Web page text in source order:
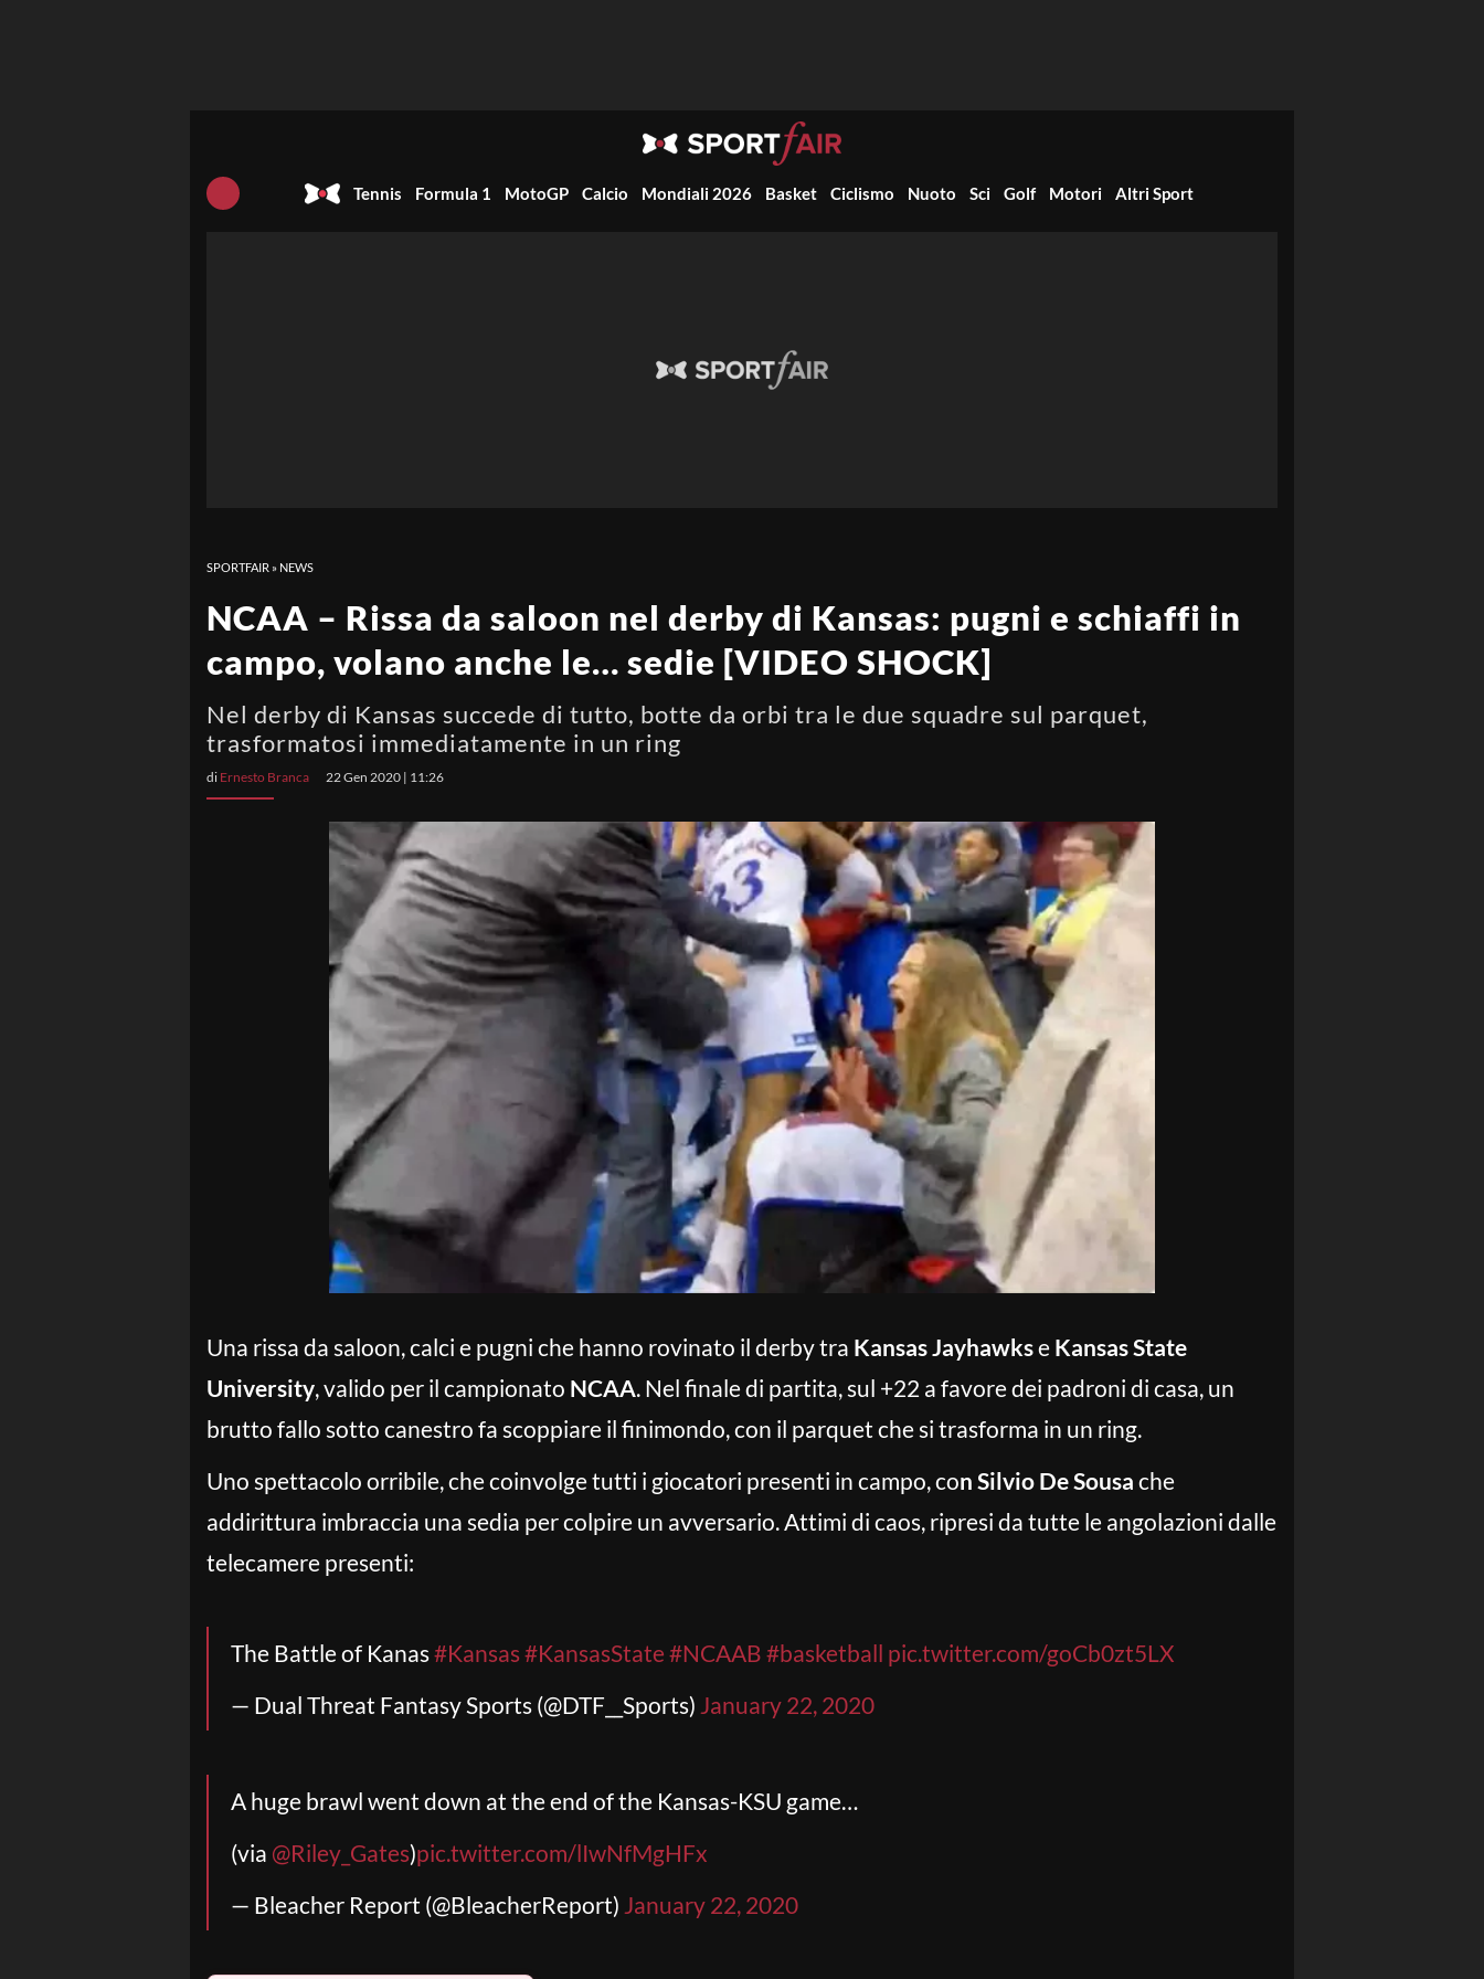
Tennis Formula 1 MotoGP Calcio Mondiali 2026 Basket Ciclismo Nuoto Sci Golf Motori Altri Sport
SPORTFAIR » NEWS
NCAA – Rissa da saloon nel derby di Kansas: pugni e schiaffi in
campo, volano anche le… sedie [VIDEO SHOCK]
Nel derby di Kansas succede di tutto, botte da orbi tra le due squadre sul parquet,
trasformatosi immediatamente in un ring
di Ernesto Branca 22 Gen 2020 | 11:26
Una rissa da saloon, calci e pugni che hanno rovinato il derby tra Kansas Jayhawkse Kansas State
University, valido per il campionato NCAA. Nel finale di partita, sul +22 a favore dei padroni di casa, un
brutto fallo sotto canestro fa scoppiare il finimondo, con il parquet che si trasforma in un ring.
Uno spettacolo orribile, che coinvolge tutti i giocatori presenti in campo, con Silvio De Sousa che
addirittura imbraccia una sedia per colpire un avversario. Attimi di caos, ripresi da tutte le angolazioni dalle
telecamere presenti:
The Battle of Kanas#Kansas#KansasState #NCAAB #basketball pic.twitter.com/goCb0zt5LX
— Dual Threat Fantasy Sports (@DTF__Sports) January 22, 2020
A huge brawl went down at the end of the Kansas-KSU game…
(via @Riley_Gates)pic.twitter.com/lIwNfMgHFx
— Bleacher Report (@BleacherReport) January 22, 2020